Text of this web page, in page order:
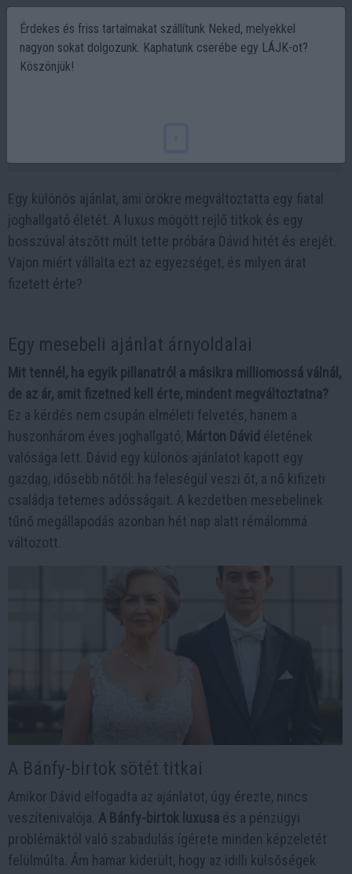
Egy különös ajánlat, ami örökre megváltoztatta egy fiatal
joghallgató életét. A luxus mögött rejlő titkok és egy
bosszúval átszőtt múlt tette próbára Dávid hitét és erejét.
Vajon miért vállalta ezt az egyezséget, és milyen árat
fizetett érte?
Egy mesebeli ajánlat árnyoldalai
Mit tennél, ha egyik pillanatról a másikra milliomossá válnál,
de az ár, amit fizetned kell érte, mindent megváltoztatna?
Ez a kérdés nem csupán elméleti felvetés, hanem a
huszonhárom éves joghallgató, Márton Dávid életének
valósága lett. Dávid egy különös ajánlatot kapott egy
gazdag, idősebb nőtől: ha feleségül veszi őt, a nő kifizeti
családja tetemes adósságait. A kezdetben mesebelinek
tűnő megállapodás azonban hét nap alatt rémálommá
változott.
A Bánfy-birtok sötét titkai
Amikor Dávid elfogadta az ajánlatot, úgy érezte, nincs
veszítenivalója. A Bánfy-birtok luxusa és a pénzügyi
problémáktól való szabadulás ígérete minden képzeletét
felülmúlta. Ám hamar kiderült, hogy az idilli külsőségek
Érdekes és friss tartalmakat szállítunk Neked, melyekkel
nagyon sokat dolgozunk. Kaphatunk cserébe egy LÁJK-ot?
Köszönjük!